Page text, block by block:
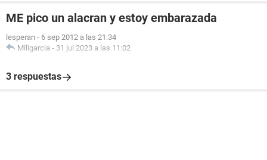
ME pico un alacran y estoy embarazada
lesperan - 6 sep 2012 a las 21:34
Miligarcia - 31 jul 2023 a las 11:02
3 respuestas